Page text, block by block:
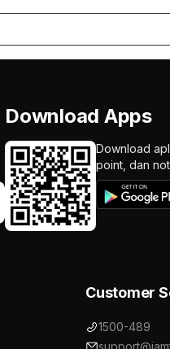
Download Apps
Download
point, dan
Customer
1500-489